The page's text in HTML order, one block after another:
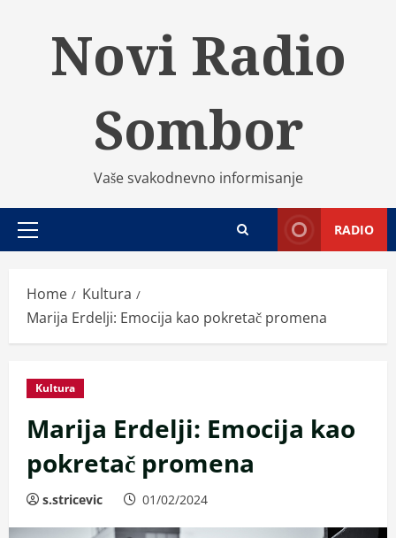
Novi Radio
Sombor
Vaše svakodnevno informisanje
Primary
RADIO
Home
Kultura
Marija Erdelji: Emocija kao pokretač promena
Kultura
Marija Erdelji: Emocija kao
pokretač promena
s.stricevic 01/02/2024